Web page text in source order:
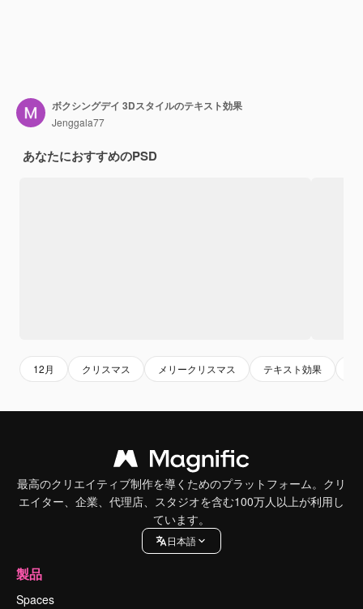
ボクシングデイ 3Dスタイルのテキスト効果
Jenggala77
あなたにおすすめのPSD
12月 クリスマス メリークリスマス テキスト効果
最高のクリエイティブ制作を導くためのプラットフォーム。クリ
エイター、企業、代理店、スタジオを含む100万人以上が利用し
ています。
日本語
製品
Spaces